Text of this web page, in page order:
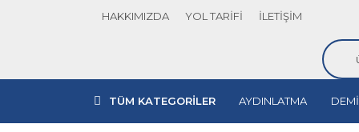
HAKKIMIZDA YOL TARİFİ İLETİŞİM
TÜM KATEGORİLER AYDINLATMA